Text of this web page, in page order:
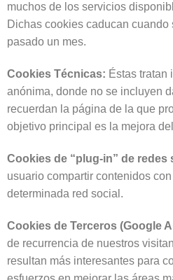
muchos de los servicios
Dichas cookies caducan
pasado un mes.
Cookies Técnicas: Éstas tratan
anónima, donde no se incluyen
recuerdan la página de la que
objetivo principal es la mejora
Cookies de “plug-in” de redes
usuario compartir contenidos
determinada red social.
Cookies de Terceros (Google
de recurrencia de nuestros
resultan más interesantes para